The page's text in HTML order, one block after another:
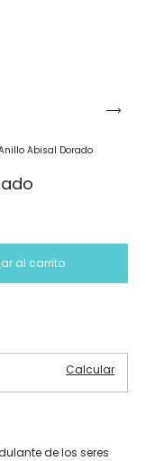
Abisal Dorado
Calcular
de los seres